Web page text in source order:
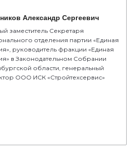
Александр Сергеевич
заместитель Секретаря
отделения партии «Единая
руководитель фракции «Единая
в Законодательном Собрании
области, генеральный
ООО ИСК «Стройтехсервис»